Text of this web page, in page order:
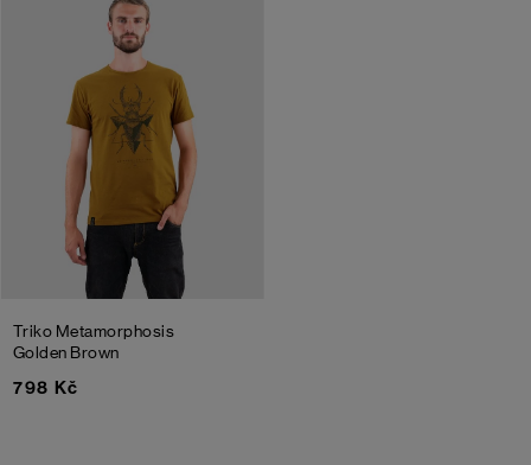
Triko Metamorphosis
Golden Brown
798 Kč